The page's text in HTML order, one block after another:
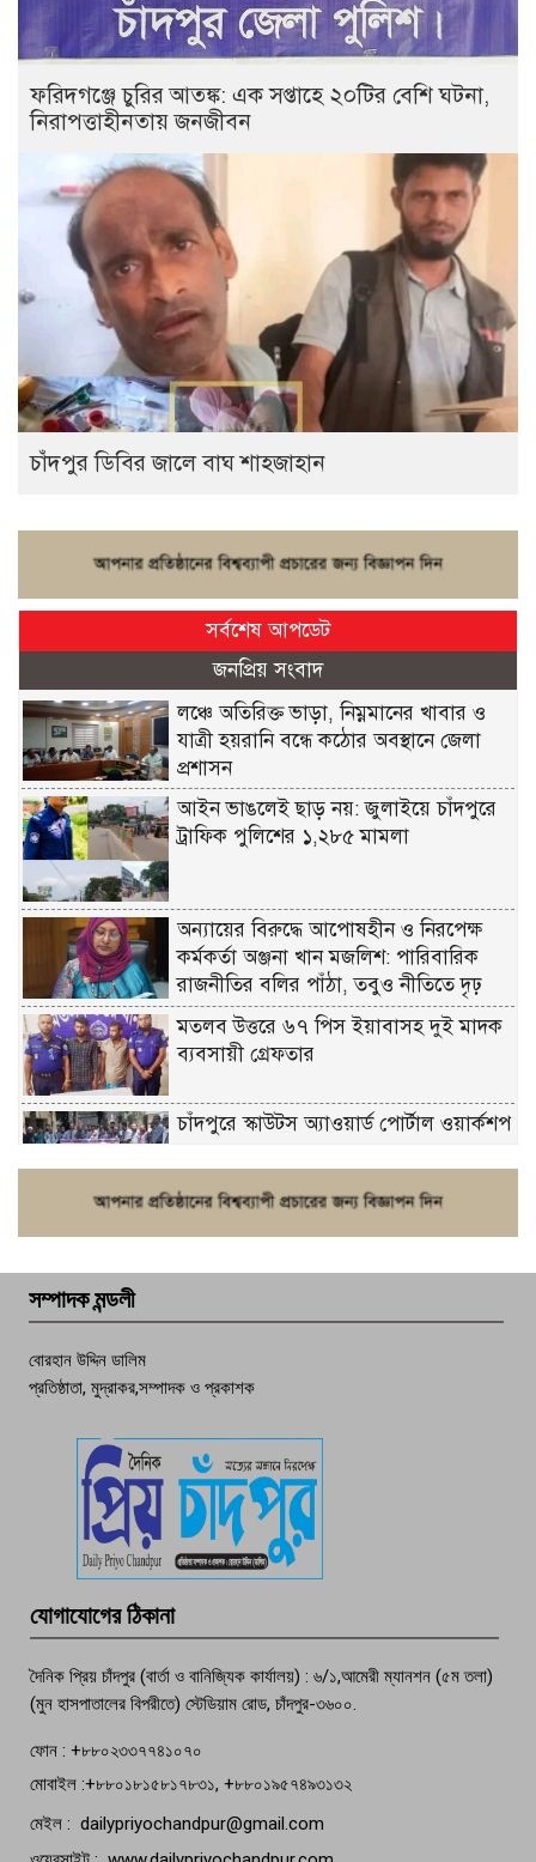
ফরিদগঞ্জে চুরির আতঙ্ক: এক সপ্তাহে ২০টির বেশি ঘটনা,
নিরাপত্তাহীনতায় জনজীবন
চাঁদপুর ডিবির জালে বাঘ শাহজাহান
সর্বশেষ আপডেট
জনপ্রিয় সংবাদ
লঞ্চে অতিরিক্ত ভাড়া, নিম্নমানের খাবার ও
যাত্রী হয়রানি বন্ধে কঠোর অবস্থানে জেলা
প্রশাসন
আইন ভাঙলেই ছাড় নয়: জুলাইয়ে চাঁদপুরে
ট্রাফিক পুলিশের ১,২৮৫ মামলা
অন্যায়ের বিরুদ্ধে আপোষহীন ও নিরপেক্ষ
কর্মকর্তা অঞ্জনা খান মজলিশ: পারিবারিক
রাজনীতির বলির পাঁঠা, তবুও নীতিতে দৃঢ়
মতলব উত্তরে ৬৭ পিস ইয়াবাসহ দুই মাদক
ব্যবসায়ী গ্রেফতার
চাঁদপুরে স্কাউটস অ্যাওয়ার্ড পোর্টাল ওয়ার্কশপ
পচা দুর্গন্ধে ৯৯৯-এ ফোন, ফরিদগঞ্জে
তরুণের অর্ধগলিত লাশ উদ্ধার
বেঁচে নেই, বিভিন্ন সংগঠনের শোক
সম্পাদক মন্ডলী
বোরহান উদ্দিন ডালিম
প্রতিষ্ঠাতা, মুদ্রাকর,সম্পাদক ও প্রকাশক
যোগাযোগের ঠিকানা
দৈনিক প্রিয় চাঁদপুর (বার্তা ও বানিজ্যিক কার্যালয়) : ৬/১,আমেরী ম্যানশন (৫ম তলা)
(মুন হাসপাতালের বিপরীতে) স্টেডিয়াম রোড, চাঁদপুর-৩৬০০.
ফোন : +৮৮০২৩৩৭৭৪১০৭০
মোবাইল :+৮৮০১৮১৫৮১৭৮৩১, +৮৮০১৯৫৭৪৯৩১৩২
মেইল : dailypriyochandpur@gmail.com